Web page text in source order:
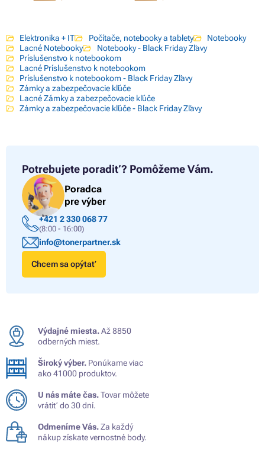
Elektronika + IT Počítače, notebooky a tablety
Notebooky
Lacné Notebooky
Notebooky - Black Friday Zľavy
Príslušenstvo k notebookom
Lacné Príslušenstvo k notebookom
Príslušenstvo k notebookom - Black Friday Zľavy
Zámky a zabezpečovacie kľúče
Lacné Zámky a zabezpečovacie kľúče
Zámky a zabezpečovacie kľúče - Black Friday Zľavy
Potrebujete poradiť? Pomôžeme Vám.
Poradca
pre výber
+421 2 330 068 77
(8:00 - 16:00)
info@tonerpartner.sk
Chcem sa opýtať
Výdajné miesta.Až 8850
odberných miest.
Široký výber. Ponúkame viac
ako 41000 produktov.
U nás máte čas.Tovar môžete
vrátiť do 30 dní.
Odmeníme Vás.Za každý
nákup získate vernostné body.